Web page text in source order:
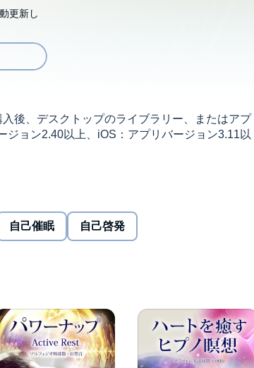
更新し
後、デスクトップのライブラリー、またはアプ
ョン2.40以上、iOS：アプリバージョン3.11以
レゼン、スピーチ、面接。ちょっとした会議や
さんあります。友達や家族となら気軽に話せる
、手や体中から汗がしたたり、声はうわずり、
酸素供給のために血圧が上がったり 呼吸が速
ルな現象を、フラットでリラックスした状態に
するしかありません。本音源は、あなたが日常
眠の力を用いて潜在意識に「あがり」を克服す
自己催眠 自己啓発